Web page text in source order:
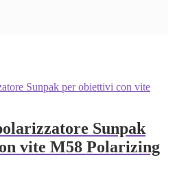
Sunpak
vite M58 Polarizing